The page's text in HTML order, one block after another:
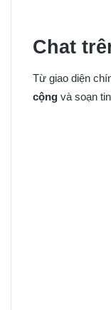
Chat
Từ giao diện
cộng và soạn